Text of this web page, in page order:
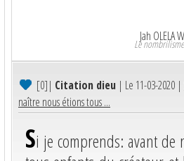
Jah OLELA
Le
[0]| Citation dieu | Le 11-03-2020 |
naître nous étions tous ...
Si je comprends: avant de